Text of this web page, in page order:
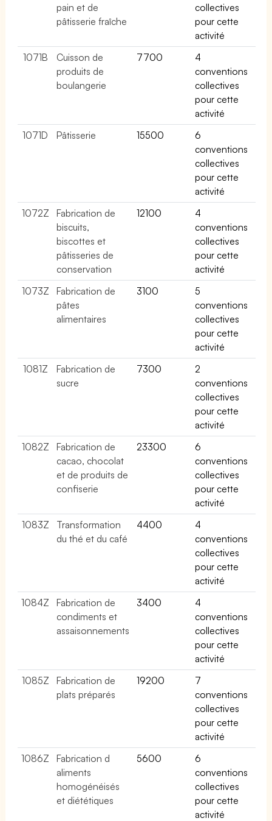
pain et de
pâtisserie fraîche
collectives
pour cette
activité
1071B
Cuisson de
produits de
boulangerie
7700
4
conventions
collectives
pour cette
activité
1071D
Pâtisserie 15500
6
conventions
collectives
pour cette
activité
1072Z
Fabrication de
biscuits,
biscottes et
pâtisseries de
conservation
12100
4
conventions
collectives
pour cette
activité
1073Z
Fabrication de
pâtes
alimentaires
3100
5
conventions
collectives
pour cette
activité
1081Z
Fabrication de
sucre
7300
2
conventions
collectives
pour cette
activité
1082Z
Fabrication de
cacao, chocolat
et de produits de
confiserie
23300
6
conventions
collectives
pour cette
activité
1083Z
Transformation
du thé et du café
4400
4
conventions
collectives
pour cette
activité
1084Z
Fabrication de
condiments et
assaisonnements
3400
4
conventions
collectives
pour cette
activité
1085Z
Fabrication de
plats préparés
19200
7
conventions
collectives
pour cette
activité
1086Z
Fabrication d
aliments
homogénéisés
et diététiques
5600
6
conventions
collectives
pour cette
activité